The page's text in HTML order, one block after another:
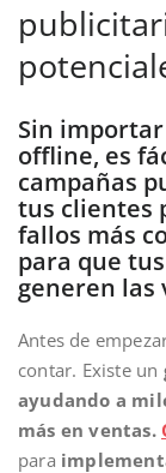
Sin
offline, es
campañas
tus clientes
fallos más
para que
generen las
Antes de
contar. Existe un
ayudando a
más en ventas.
para